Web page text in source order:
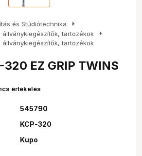
és Stúdiótechnika arrow_right
tartozékok arrow_right
tartozékok
320 EZ GRIP TWINS
értékelés
545790
KCP-320
Kupo